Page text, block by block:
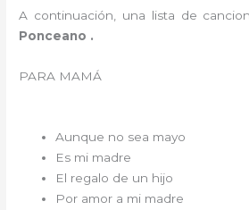
A continuación, una lista de
Ponceano .
PARA
Aunque no sea mayo
Es mi madre
El regalo de un hijo
Por amor a mi madre